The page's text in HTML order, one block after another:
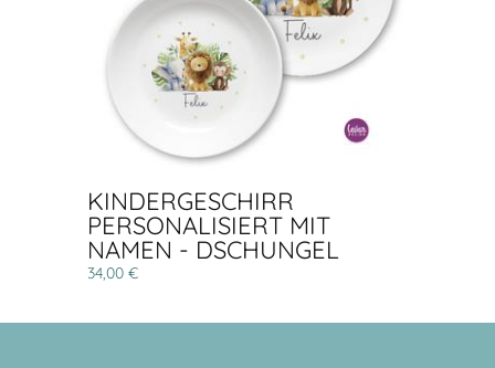
KINDERGESCHIRR
PERSONALISIERT MIT
NAMEN - DSCHUNGEL
34,00 €